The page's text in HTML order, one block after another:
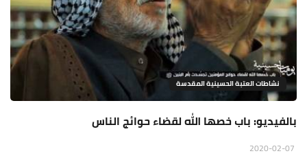
نشاطات العتبة الحسينية المقدسة
بالفيديو: باب خصها الله لقضاء حوائج الناس